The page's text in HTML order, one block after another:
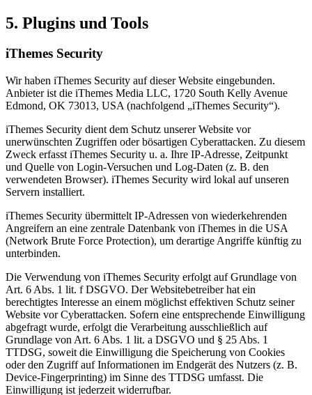
5. Plugins und Tools
iThemes Security
Wir haben iThemes Security auf dieser Website eingebunden.
Anbieter ist die iThemes Media LLC, 1720 South Kelly Avenue
Edmond, OK 73013, USA (nachfolgend „iThemes Security“).
iThemes Security dient dem Schutz unserer Website vor
unerwünschten Zugriffen oder bösartigen Cyberattacken. Zu diesem
Zweck erfasst iThemes Security u. a. Ihre IP-Adresse, Zeitpunkt
und Quelle von Login-Versuchen und Log-Daten (z. B. den
verwendeten Browser). iThemes Security wird lokal auf unseren
Servern installiert.
iThemes Security übermittelt IP-Adressen von wiederkehrenden
Angreifern an eine zentrale Datenbank von iThemes in die USA
(Network Brute Force Protection), um derartige Angriffe künftig zu
unterbinden.
Die Verwendung von iThemes Security erfolgt auf Grundlage von
Art. 6 Abs. 1 lit. f DSGVO. Der Websitebetreiber hat ein
berechtigtes Interesse an einem möglichst effektiven Schutz seiner
Website vor Cyberattacken. Sofern eine entsprechende Einwilligung
abgefragt wurde, erfolgt die Verarbeitung ausschließlich auf
Grundlage von Art. 6 Abs. 1 lit. a DSGVO und § 25 Abs. 1
TTDSG, soweit die Einwilligung die Speicherung von Cookies
oder den Zugriff auf Informationen im Endgerät des Nutzers (z. B.
Device-Fingerprinting) im Sinne des TTDSG umfasst. Die
Einwilligung ist jederzeit widerrufbar.